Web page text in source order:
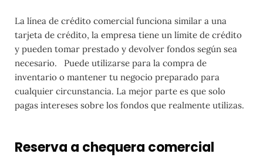
La línea de crédito comercial funciona similar a una
tarjeta de crédito, la empresa tiene un límite de crédito
y pueden tomar prestado y devolver fondos según sea
necesario.
Puede utilizarse para la compra de
inventario o mantener tu negocio preparado para
cualquier circunstancia. La mejor parte es que solo
pagas intereses sobre los fondos que realmente utilizas.
Reserva a chequera comercial